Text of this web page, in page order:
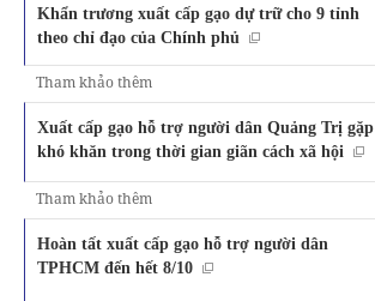
Khẩn trương xuất cấp gạo dự trữ cho 9 tỉnh
theo chỉ đạo của Chính phủ
Tham khảo thêm
Xuất cấp gạo hỗ trợ người dân Quảng Trị gặp
khó khăn trong thời gian giãn cách xã hội
Tham khảo thêm
Hoàn tất xuất cấp gạo hỗ trợ người dân
TPHCM đến hết 8/10